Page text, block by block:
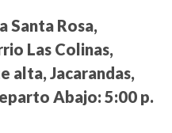
Santa Rosa,
Las Colinas,
alta, Jacarandas,
Abajo: 5:00 p.